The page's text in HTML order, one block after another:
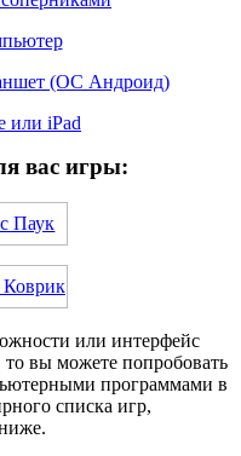
(ОС Андроид)
или iPad
вас игры:
или интерфейс
вы можете попробовать
программами в
списка игр,